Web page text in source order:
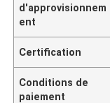
d'approvisionnem
ent
Certification
Conditions de
paiement